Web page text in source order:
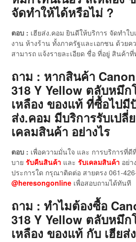
จัดทำให้ได้หรือไม่ ?
ตอบ : เฮียส่ง.คอม ยินดีให้บริการ จัดทำใ
งาน ห้างร้าน ทั้งภาครัฐและเอกชน ด้วยค
สามารถ แจ้งรายละเอียด ชื่อ ที่อยู่ สินค้า
ถาม : หากสินค้า
318 Y Yellow ตลับหมึก
เหลือง ของแท้ ที่ซื้อไปมี
ส่ง.คอม มีบริการรับเปลี่
เคลมสินค้า อย่างไร
ตอบ : เพื่อความมั่นใจ และ การบริการที่
บาย รับคืนสินค้า และ รับเคลมสินค้า อย่
ประการใด กรุณาติดต่อ สายตรง 061-
@heresongonlineเพื่อสอบถามได้ทันที
ถาม : ทำไมต้องซื้อ
318 Y Yellow ตลับหมึก
เหลือง ของแท้ กับ เฮียส่